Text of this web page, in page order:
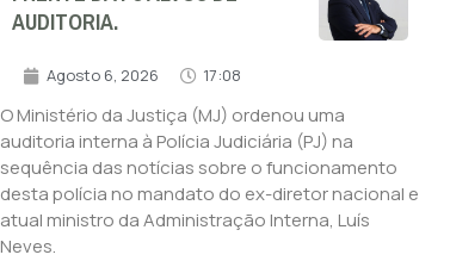
AUDITORIA.
Agosto 6, 2026 17:08
O Ministério da Justiça (MJ) ordenou uma
auditoria interna à Polícia Judiciária (PJ) na
sequência das notícias sobre o funcionamento
desta polícia no mandato do ex-diretor nacional e
atual ministro da Administração Interna, Luís
Neves.